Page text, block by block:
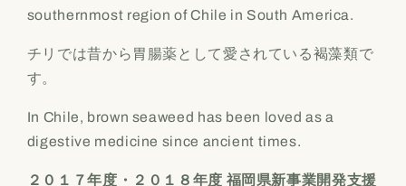
southernmost region of Chile in South America.
チリでは昔から胃腸薬として愛されている褐藻類で
す。
In Chile, brown seaweed has been loved as a
digestive medicine since ancient times.
２０１７年度・２０１８年度 福岡県新事業開発支援